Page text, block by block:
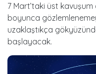
7 Mart’taki üst
boyunca
uzaklaştıkça
başlayacak.